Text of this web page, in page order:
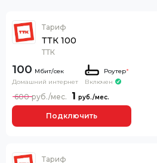
Тариф
ТТК 100
ТТК
100
Домашний интернет
Роутер*
Включен
1
600
Подключить
Тариф